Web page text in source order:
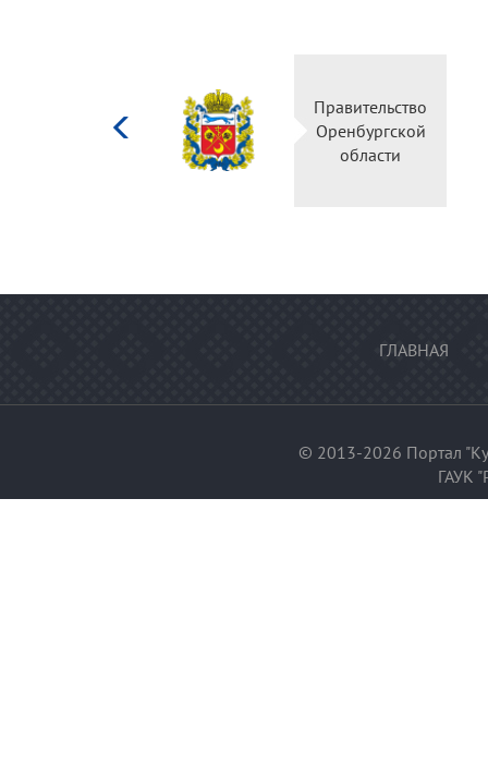
культуры
Российской
Правительство
Оренбургской
области
ГЛАВНАЯ
© 2013-2026 Портал
ГАУК